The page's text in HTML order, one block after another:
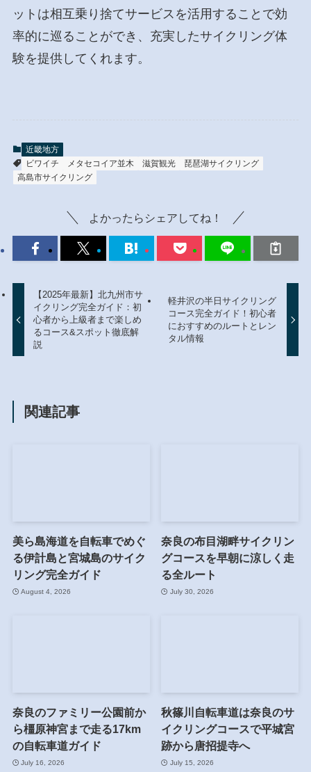
ットは相互乗り捨てサービスを活用することで効
率的に巡ることができ、充実したサイクリング体
験を提供してくれます。
近畿地方
ビワイチ
メタセコイア並木 滋賀観光
琵琶湖サイクリング
高島市サイクリング
よかったらシェアしてね！
【2025年最新】北九州市サ
イクリング完全ガイド：初
心者から上級者まで楽しめ
るコース&スポット徹底解
説
軽井沢の半日サイクリング
コース完全ガイド！初心者
におすすめのルートとレン
タル情報
関連記事
美ら島海道を自転車でめぐ
る伊計島と宮城島のサイク
リング完全ガイド
August 4, 2026
奈良の布目湖畔サイクリン
グコースを早朝に涼しく走
る全ルート
July 30, 2026
奈良のファミリー公園前か
ら橿原神宮まで走る17km
の自転車道ガイド
July 16, 2026
秋篠川自転車道は奈良のサ
イクリングコースで平城宮
跡から唐招提寺へ
July 15, 2026